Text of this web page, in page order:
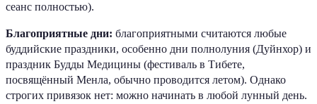
сеанс полностью).
Благоприятные дни: благоприятными считаются любые
буддийские праздники, особенно дни полнолуния (Дуйнхор) и
праздник Будды Медицины (фестиваль в Тибете,
посвящённый Менла, обычно проводится летом). Однако
строгих привязок нет: можно начинать в любой лунный день.